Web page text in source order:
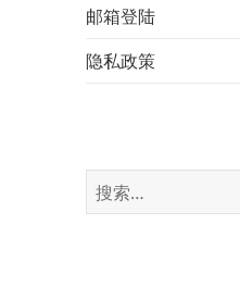
邮箱登陆
隐私政策
搜
索：